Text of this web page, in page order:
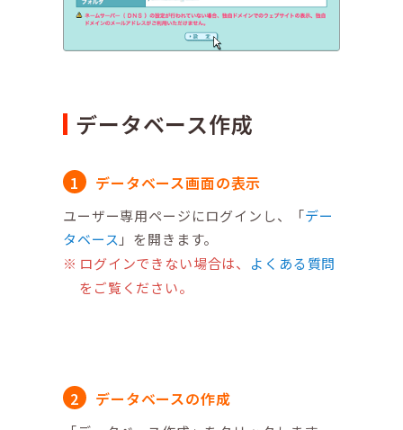
データベース作成
データベース画面の表示
ユーザー専用ページにログインし、「デー
タベース 」を開きます。
ログインできない場合は、 よくある質問
をご覧ください。
データベースの作成